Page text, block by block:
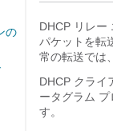
の
DHCP リレー
パケットを転
常の転送では
DHCP クライ
ータグラム
す。